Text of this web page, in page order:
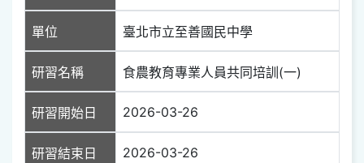
單位 臺北市立至善國民中學
研習名稱 食農教育專業人員共同培訓(一)
研習開始日 2026-03-26
研習結束日 2026-03-26